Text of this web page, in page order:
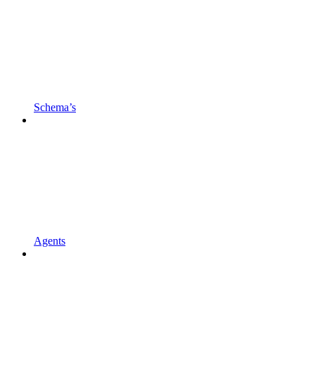
Schema’s
Agents